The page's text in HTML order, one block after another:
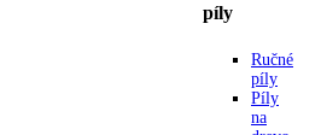
píly
Ručné
píly
Píly
na